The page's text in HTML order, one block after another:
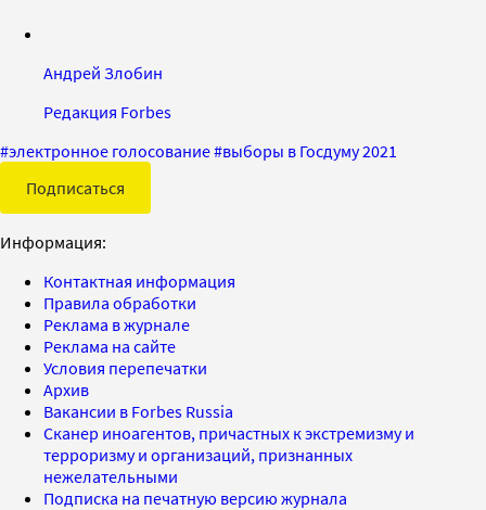
Андрей Злобин
Редакция Forbes
#электронное голосование#выборы в Госдуму 2021
Подписаться
Информация:
Контактная информация
Правила обработки
Реклама в журнале
Реклама на сайте
Условия перепечатки
Архив
Вакансии в Forbes Russia
Сканер иноагентов, причастных к экстремизму и
терроризму и организаций, признанных
нежелательными
Подписка на печатную версию журнала